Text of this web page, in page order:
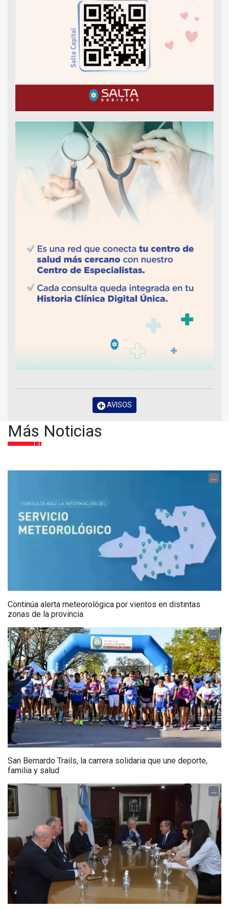
AVISOS
Más Noticias
...
Continúa alerta meteorológica por vientos en distintas
zonas de la provincia
...
San Bernardo Trails, la carrera solidaria que une deporte,
familia y salud
...